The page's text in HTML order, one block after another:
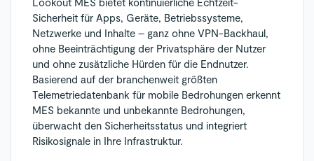
Sicherheit für Apps, Geräte, Betriebssysteme,
Netzwerke und Inhalte – ganz ohne VPN-Backhaul,
ohne Beeinträchtigung der Privatsphäre der Nutzer
und ohne zusätzliche Hürden für die Endnutzer.
Basierend auf der branchenweit größten
Telemetriedatenbank für mobile Bedrohungen erkennt
MES bekannte und unbekannte Bedrohungen,
überwacht den Sicherheitsstatus und integriert
Risikosignale in Ihre Infrastruktur.